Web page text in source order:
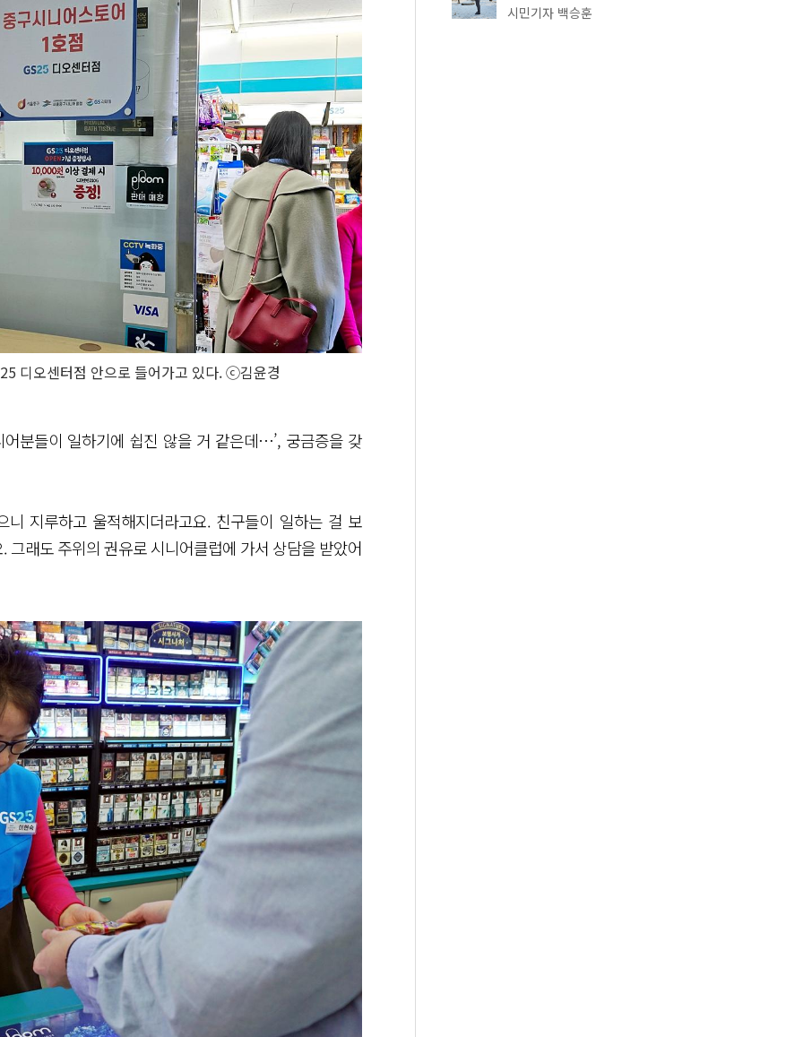
디오센터점 안으로 들어가고 있다. ⓒ김윤경
분들이 일하기에 쉽진 않을 거 같은데…’, 궁금증을 갖
지루하고 울적해지더라고요. 친구들이 일하는 걸 보
래도 주위의 권유로 시니어클럽에 가서 상담을 받았어
시민기자 백승훈